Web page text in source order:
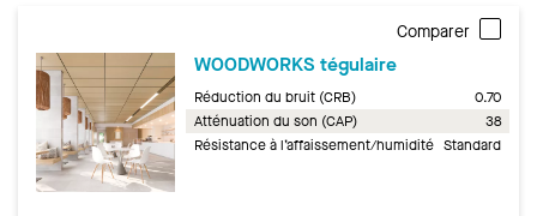
Comparer
WOODWORKS tégulaire
Réduction du bruit (CRB)
0.70
Atténuation du son (CAP)
38
Résistance à l’affaissement/humidité Standard